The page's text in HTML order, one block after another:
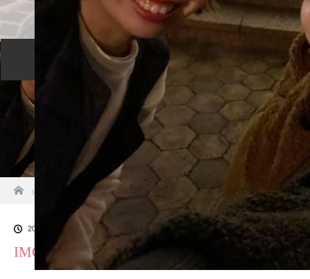
セッションについて メニュー
ご予約カレンダー 交通アクセス
IMG_5099[1]
2020.11.20
IMG_5099[1]